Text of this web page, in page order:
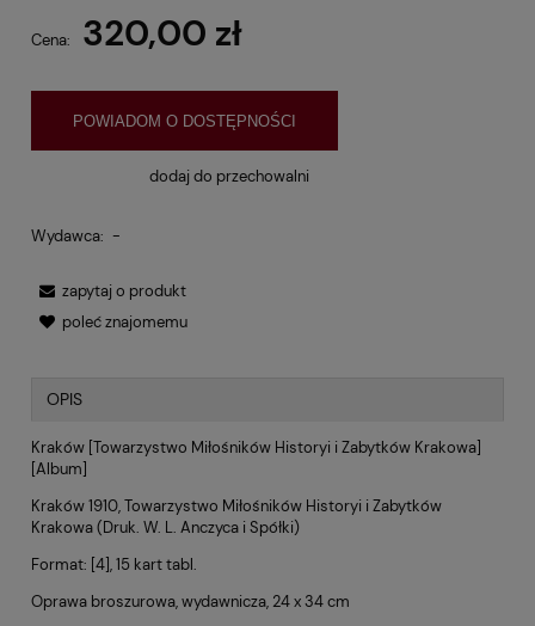
Cena: 320,00 zł
POWIADOM O DOSTĘPNOŚCI
dodaj do przechowalni
Wydawca: -
zapytaj o produkt
poleć znajomemu
OPIS
Kraków [Towarzystwo Miłośników Historyi i Zabytków Krakowa]
[Album]
Kraków 1910,Towarzystwo Miłośników Historyi i Zabytków
Krakowa(Druk. W. L. Anczyca i Spółki)
Format: [4], 15 kart tabl.
Oprawa broszurowa, wydawnicza, 24 x 34 cm